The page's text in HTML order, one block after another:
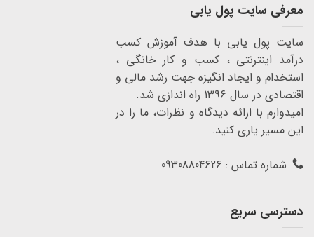
معرفی سایت پول یابی
سایت پول یابی با هدف آموزش کسب
درآمد اینترنتی ، کسب و کار خانگی ،
استخدام و ایجاد انگیزه جهت رشد مالی و
اقتصادی در سال 1396 راه اندازی شد.
امیدوارم با ارائه دیدگاه و نظرات، ما را در
این مسیر یاری کنید.
شماره تماس : 09308804626
دسترسی سریع